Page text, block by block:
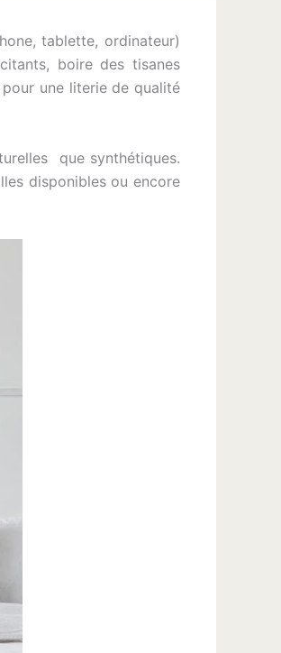
tablette, ordinateur)
boire des tisanes
pour une literie de qualité
que synthétiques.
disponibles ou encore